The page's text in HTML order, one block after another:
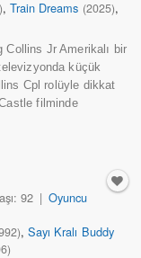
,Train Dreams (2025),
Jr Amerikalı bir
küçük
Cpl rolüyle dikkat
filminde
92 | Oyuncu
,Sayı Kralı Buddy